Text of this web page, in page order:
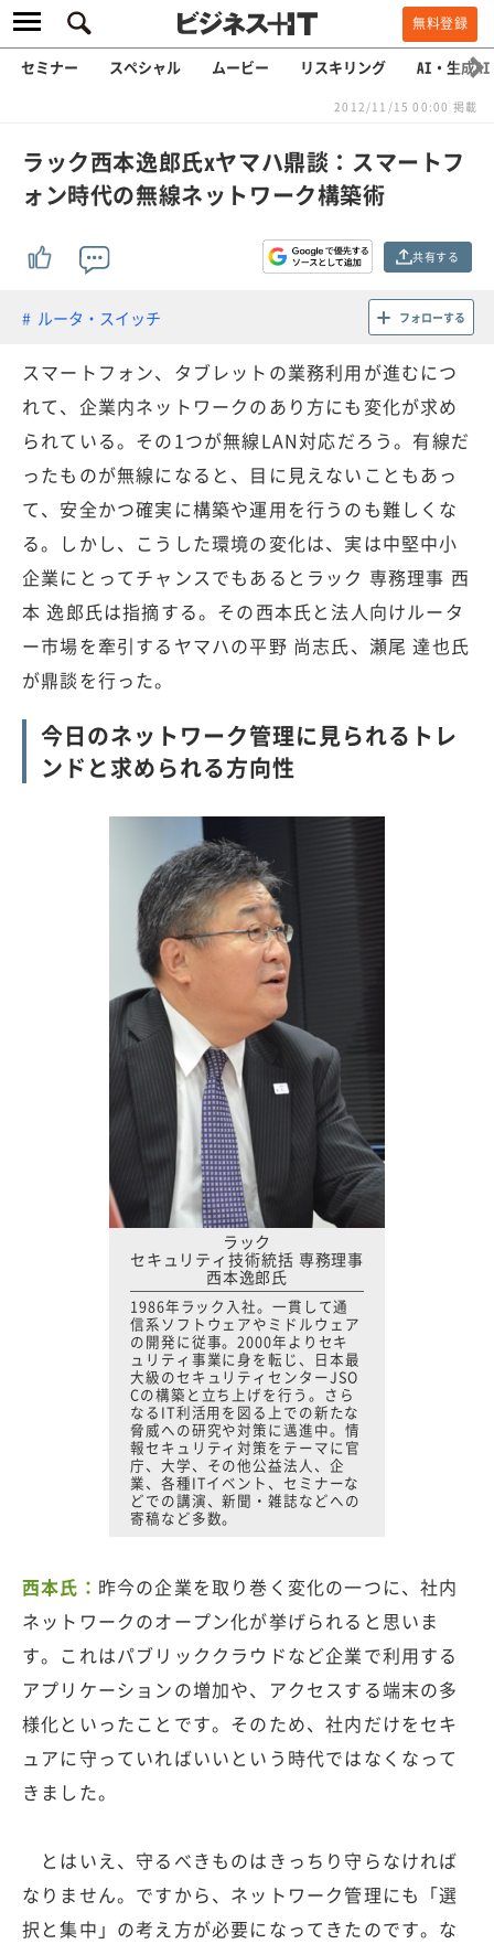
無料登録
セミナー スペシャル ムービー リスキリング AI・生成AI
2012/11/15 00:00 掲載
ラック西本逸郎氏xヤマハ鼎談：スマートフ
ォン時代の無線ネットワーク構築術
共有する
ルータ・スイッチ フォローする
スマートフォン、タブレットの業務利用が進むにつ
れて、企業内ネットワークのあり方にも変化が求め
られている。その1つが無線LAN対応だろう。有線だ
ったものが無線になると、目に見えないこともあっ
て、安全かつ確実に構築や運用を行うのも難しくな
る。しかし、こうした環境の変化は、実は中堅中小
企業にとってチャンスでもあるとラック 専務理事 西
本 逸郎氏は指摘する。その西本氏と法人向けルータ
ー市場を牽引するヤマハの平野 尚志氏、瀬尾 達也氏
が鼎談を行った。
今日のネットワーク管理に見られるトレ
ンドと求められる方向性
ラック
セキュリティ技術統括 専務理事
西本逸郎氏
1986年ラック入社。一貫して通
信系ソフトウェアやミドルウェア
の開発に従事。2000年よりセキ
ュリティ事業に身を転じ、日本最
大級のセキュリティセンターJSO
Cの構築と立ち上げを行う。さら
なるIT利活用を図る上での新たな
脅威への研究や対策に邁進中。情
報セキュリティ対策をテーマに官
庁、大学、その他公益法人、企
業、各種ITイベント、セミナーな
どでの講演、新聞・雑誌などへの
寄稿など多数。
西本氏： 昨今の企業を取り巻く変化の一つに、社内
ネットワークのオープン化が挙げられると思いま
す。これはパブリッククラウドなど企業で利用する
アプリケーションの増加や、アクセスする端末の多
様化といったことです。そのため、社内だけをセキ
ュアに守っていればいいという時代ではなくなって
きました。
とはいえ、守るべきものはきっちり守らなければ
なりません。ですから、ネットワーク管理にも「選
択と集中」の考え方が必要になってきたのです。な